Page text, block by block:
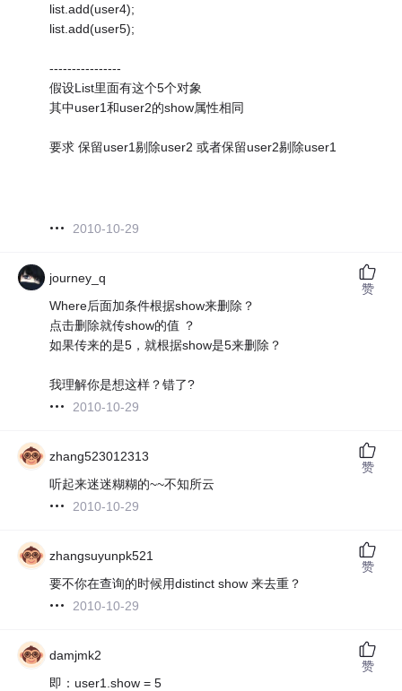
list.add(user4);
list.add(user5);
----------------
假设List里面有这个5个对象
其中user1和user2的show属性相同
要求 保留user1剔除user2 或者保留user2剔除user1
2010-10-29
journey_q
Where后面加条件根据show来删除？
点击删除就传show的值 ？
如果传来的是5，就根据show是5来删除？
我理解你是想这样？错了?
2010-10-29
赞
zhang523012313
听起来迷迷糊糊的~~不知所云
2010-10-29
赞
zhangsuyunpk521
要不你在查询的时候用distinct show 来去重？
2010-10-29
赞
damjmk2
即：user1.show = 5
赞